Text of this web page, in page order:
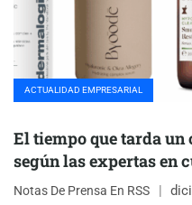
ACTUALIDAD EMPRESARIAL
El tiempo que tarda un
según las expertas en
Notas De Prensa En RSS